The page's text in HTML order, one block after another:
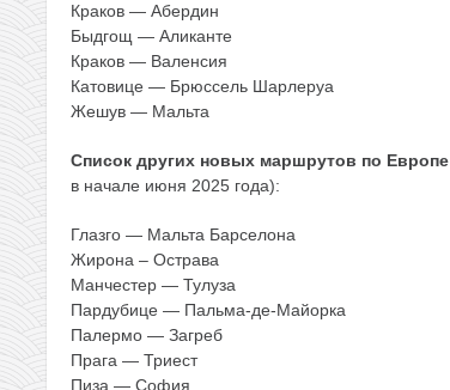
Краков — Абердин
Быдгощ — Аликанте
Краков — Валенсия
Катовице — Брюссель Шарлеруа
Жешув — Мальта
Список других новых маршрутов по Европе
в начале июня 2025 года):
Глазго — Мальта Барселона
Жирона – Острава
Манчестер — Тулуза
Пардубице — Пальма-де-Майорка
Палермо — Загреб
Прага — Триест
Пиза — София